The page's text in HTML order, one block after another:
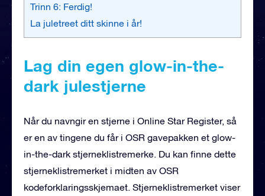
Trinn 6: Ferdig!
La juletreet ditt skinne i år!
Lag din egen glow-in-the-
dark julestjerne
Når du navngir en stjerne i Online Star Register, så
er en av tingene du får i OSR gavepakken et glow-
in-the-dark stjerneklistremerke. Du kan finne dette
stjerneklistremerket i midten av OSR
kodeforklaringsskjemaet. Stjerneklistremerket viser